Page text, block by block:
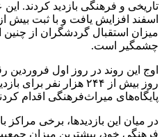
میزان استقبال گردشگران از چنین
چشمگیر است.
اوج این روند در روز اول فروردین
روز بیش از ۲۴۴ هزار نفر
پایگاه‌های میراث‌فرهنگی اقدام
در میان این بازدیدها، برخی مراکز
فرهنگی خود، بیشترین میزان